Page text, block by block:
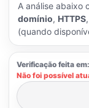
A análise abaixo
domínio, HTTPS,
(quando
Verificação feita em:
Não foi possível